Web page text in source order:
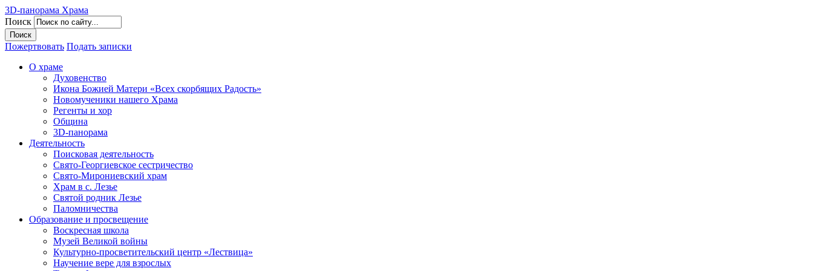
3D-панорама Храма
Поиск
Пожертвовать Подать записки
О храме
Духовенство
Икона Божией Матери «Всех скорбящих Радость»
Новомученики нашего Храма
Регенты и хор
Община
3D-панорама
Деятельность
Поисковая деятельность
Свято-Георгиевское сестричество
Свято-Мирониевский храм
Храм в с. Лезье
Святой родник Лезье
Паломничества
Образование и просвещение
Воскресная школа
Музей Великой войны
Культурно-просветительский центр «Лествица»
Научение вере для взрослых